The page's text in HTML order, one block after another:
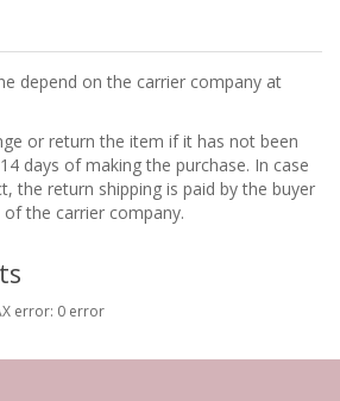
depend on the carrier company at
or return the item if it has not been
days of making the purchase. In case
the return shipping is paid by the buyer
the carrier company.
error: 0 error